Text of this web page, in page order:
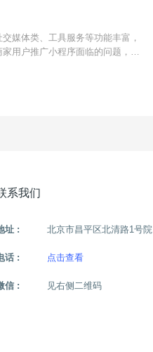
媒体类、工具服务等功能丰富，
用户推广小程序面临的问题，只
，可用于广告投放或推广，支持
系我们
址 : 北京市昌平区北清路1号院
话 : 点击查看
信 : 见右侧二维码